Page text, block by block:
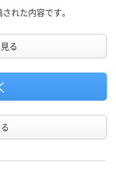
れた内容です。
る